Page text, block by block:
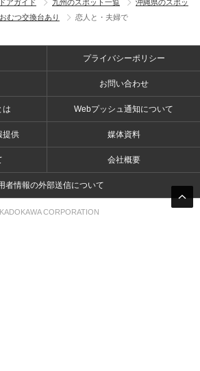
アガイド 九州のスポット一覧
沖縄県のスポッ
おむつ交換台あり 恋人と・夫婦で
プライバシーポリシー
お問い合わせ
は Webプッシュ通知について
提供 媒体資料
会社概要
者情報の外部送信について
CORPORATION